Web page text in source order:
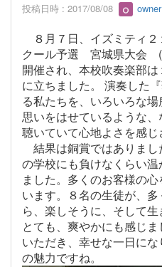
投稿日時 : 2017/08/08 owner
８月７日、イズミティ
クール予選 宮城県大会
開催され、本校吹奏楽部
に立ちました。 演奏した
る私たちを、いろいろな
思いをはせているような
聴いていて心地よさを感じ
結果は銅賞ではありま
の学校にも負けなくらい
ました。多くのお客様の
います。８名の生徒が、
ら、楽しそうに、そして
とても、爽やかにも感じ
いただき、幸せな一日に
の魅力ですね。